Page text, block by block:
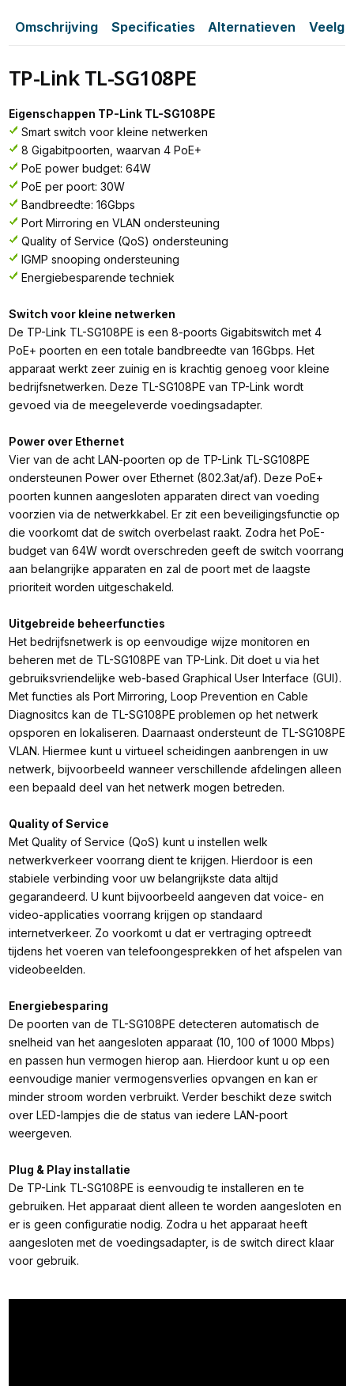
Omschrijving Specificaties Alternatieven
TP-Link TL-SG108PE
Eigenschappen TP-Link TL-SG108PE
Smart switch voor kleine netwerken
8 Gigabitpoorten, waarvan 4 PoE+
PoE power budget: 64W
PoE per poort: 30W
Bandbreedte: 16Gbps
Port Mirroring en VLAN ondersteuning
Quality of Service (QoS) ondersteuning
IGMP snooping ondersteuning
Energiebesparende techniek
Switch voor kleine netwerken
De TP-Link TL-SG108PE is een 8-poorts Gigabitswitch met 4
PoE+ poorten en een totale bandbreedte van 16Gbps. Het
apparaat werkt zeer zuinig en is krachtig genoeg voor kleine
bedrijfsnetwerken. Deze TL-SG108PE van TP-Link wordt
gevoed via de meegeleverde voedingsadapter.
Power over Ethernet
Vier van de acht LAN-poorten op de TP-Link TL-SG108PE
ondersteunen Power over Ethernet (802.3at/af). Deze PoE+
poorten kunnen aangesloten apparaten direct van voeding
voorzien via de netwerkkabel. Er zit een beveiligingsfunctie op
die voorkomt dat de switch overbelast raakt. Zodra het PoE-
budget van 64W wordt overschreden geeft de switch voorrang
aan belangrijke apparaten en zal de poort met de laagste
prioriteit worden uitgeschakeld.
Uitgebreide beheerfuncties
Het bedrijfsnetwerk is op eenvoudige wijze monitoren en
beheren met de TL-SG108PE van TP-Link. Dit doet u via het
gebruiksvriendelijke web-based Graphical User Interface (GUI).
Met functies als Port Mirroring, Loop Prevention en Cable
Diagnositcs kan de TL-SG108PE problemen op het netwerk
opsporen en lokaliseren. Daarnaast ondersteunt de TL-SG108PE
VLAN. Hiermee kunt u virtueel scheidingen aanbrengen in uw
netwerk, bijvoorbeeld wanneer verschillende afdelingen alleen
een bepaald deel van het netwerk mogen betreden.
Quality of Service
Met Quality of Service (QoS) kunt u instellen welk
netwerkverkeer voorrang dient te krijgen. Hierdoor is een
stabiele verbinding voor uw belangrijkste data altijd
gegarandeerd. U kunt bijvoorbeeld aangeven dat voice- en
video-applicaties voorrang krijgen op standaard
internetverkeer. Zo voorkomt u dat er vertraging optreedt
tijdens het voeren van telefoongesprekken of het afspelen van
videobeelden.
Energiebesparing
De poorten van de TL-SG108PE detecteren automatisch de
snelheid van het aangesloten apparaat (10, 100 of 1000 Mbps)
en passen hun vermogen hierop aan. Hierdoor kunt u op een
eenvoudige manier vermogensverlies opvangen en kan er
minder stroom worden verbruikt. Verder beschikt deze switch
over LED-lampjes die de status van iedere LAN-poort
weergeven.
Plug & Play installatie
De TP-Link TL-SG108PE is eenvoudig te installeren en te
gebruiken. Het apparaat dient alleen te worden aangesloten en
er is geen configuratie nodig. Zodra u het apparaat heeft
aangesloten met de voedingsadapter, is de switch direct klaar
voor gebruik.